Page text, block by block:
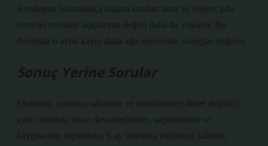
Kentleşme hızlandıkça ulaşım kısıtları artar ve ehliyet gibi
bireysel mobilite araçlarının değeri daha da yükselir. Bu
durumda 6 aylık kayıp daha ağır ekonomik sonuçlar doğurur.
Sonuç Yerine Sorular
Ekonomi, yalnızca rakamlar ve modellerden ibaret değildir;
aynı zamanda insan davranışlarının, seçimlerinin ve
kayıplarının toplamıdır. 6 ay boyunca ehliyetsiz kalmak,